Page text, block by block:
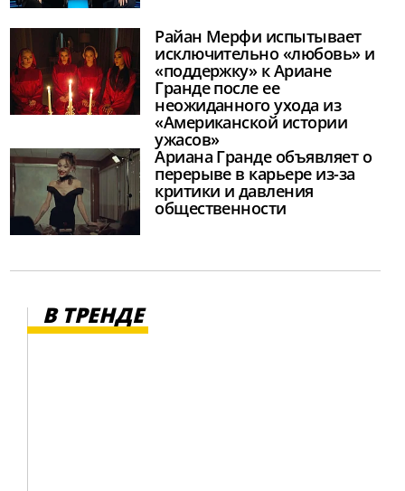
Райан Мерфи испытывает
исключительно «любовь» и
«поддержку» к Ариане
Гранде после ее
неожиданного ухода из
«Американской истории
ужасов»
Ариана Гранде объявляет о
перерыве в карьере из-за
критики и давления
общественности
В ТРЕНДЕ